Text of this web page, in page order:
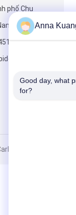
phố Chu
Co., Ltd.. All
Anna
Good day, what
for?